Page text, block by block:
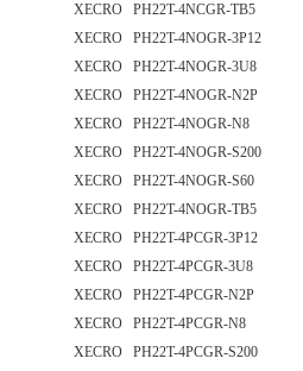
XECRO PH22T-4NCGR-TB5
XECRO PH22T-4NOGR-3P12
XECRO PH22T-4NOGR-3U8
XECRO PH22T-4NOGR-N2P
XECRO PH22T-4NOGR-N8
XECRO PH22T-4NOGR-S200
XECRO PH22T-4NOGR-S60
XECRO PH22T-4NOGR-TB5
XECRO PH22T-4PCGR-3P12
XECRO PH22T-4PCGR-3U8
XECRO PH22T-4PCGR-N2P
XECRO PH22T-4PCGR-N8
XECRO PH22T-4PCGR-S200